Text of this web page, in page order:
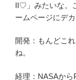
II♡」みたいな。
ームページにデ
開発：もんどこ
ね。
経理：NASAから